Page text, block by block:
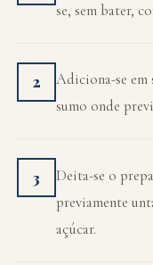
se, sem bater,
2
Adiciona-se em
sumo onde
3
Deita-se o
previamente
açúcar.